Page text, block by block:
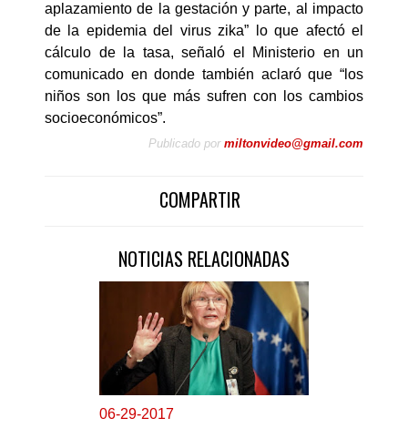
aplazamiento de la gestación y parte, al impacto
de la epidemia del virus zika” lo que afectó el
cálculo de la tasa, señaló el Ministerio en un
comunicado en donde también aclaró que “los
niños son los que más sufren con los cambios
socioeconómicos”.
Publicado por miltonvideo@gmail.com
COMPARTIR
NOTICIAS RELACIONADAS
06-29-2017